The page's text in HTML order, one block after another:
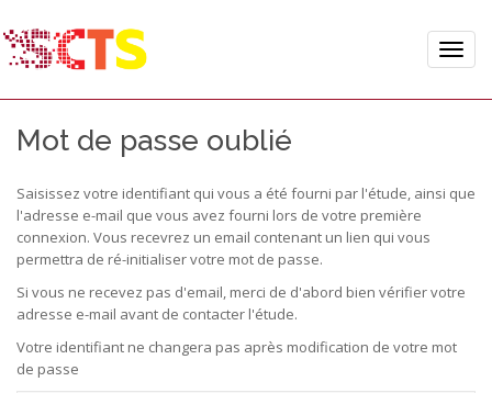
Toggle
Mot de passe oublié
Saisissez votre identifiant qui vous a été fourni par l'étude, ainsi que
l'adresse e-mail que vous avez fourni lors de votre première
connexion. Vous recevrez un email contenant un lien qui vous
permettra de ré-initialiser votre mot de passe.
Si vous ne recevez pas d'email, merci de d'abord bien vérifier votre
adresse e-mail avant de contacter l'étude.
Votre identifiant ne changera pas après modification de votre mot
de passe